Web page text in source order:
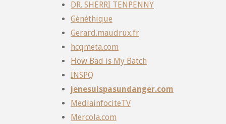
DR. SHERRI TENPENNY
Gènéthique
Gerard.maudrux.fr
hcqmeta.com
How Bad is My Batch
INSPQ
jenesuispasundanger.com
MediainfociteTV
Mercola.com